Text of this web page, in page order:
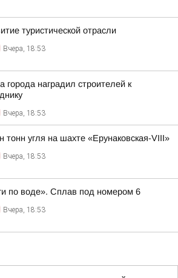
туристической отрасли
Вчера, 18:53
города наградил строителей к
Вчера, 18:53
тонн угля на шахте «Ерунаковская-VIII»
Вчера, 18:53
по воде». Сплав под номером 6
Вчера, 18:53